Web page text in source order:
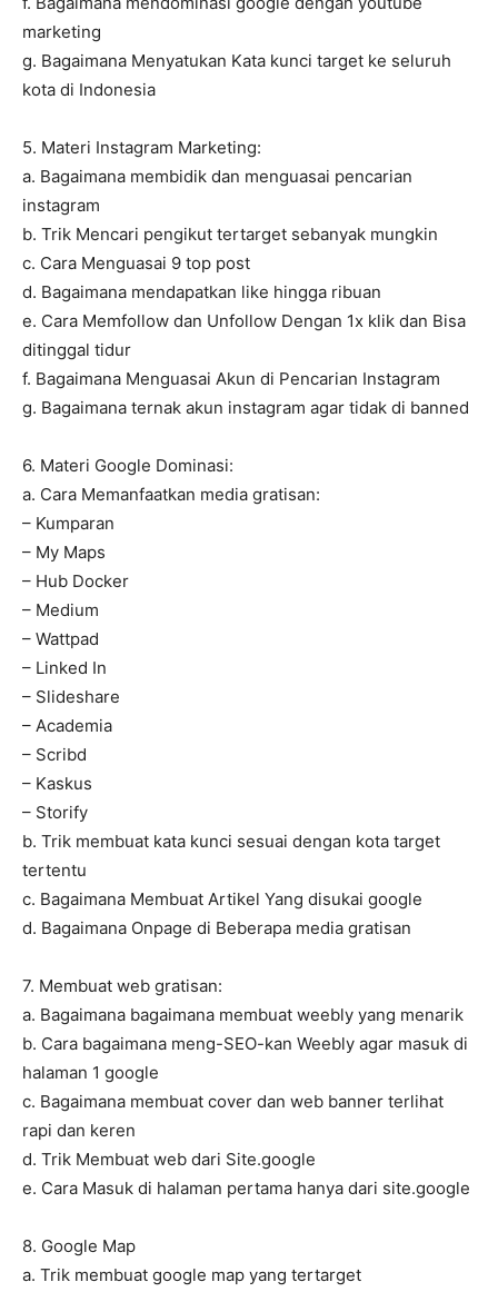
marketing
g. Bagaimana Menyatukan Kata kunci target ke seluruh
kota di Indonesia
5. Materi Instagram Marketing:
a. Bagaimana membidik dan menguasai pencarian
instagram
b. Trik Mencari pengikut tertarget sebanyak mungkin
c. Cara Menguasai 9 top post
d. Bagaimana mendapatkan like hingga ribuan
e. Cara Memfollow dan Unfollow Dengan 1x klik dan Bisa
ditinggal tidur
f. Bagaimana Menguasai Akun di Pencarian Instagram
g. Bagaimana ternak akun instagram agar tidak di banned
6. Materi Google Dominasi:
a. Cara Memanfaatkan media gratisan:
– Kumparan
– My Maps
– Hub Docker
– Medium
– Wattpad
– Linked In
– Slideshare
– Academia
– Scribd
– Kaskus
– Storify
b. Trik membuat kata kunci sesuai dengan kota target
tertentu
c. Bagaimana Membuat Artikel Yang disukai google
d. Bagaimana Onpage di Beberapa media gratisan
7. Membuat web gratisan:
a. Bagaimana bagaimana membuat weebly yang menarik
b. Cara bagaimana meng-SEO-kan Weebly agar masuk di
halaman 1 google
c. Bagaimana membuat cover dan web banner terlihat
rapi dan keren
d. Trik Membuat web dari Site.google
e. Cara Masuk di halaman pertama hanya dari site.google
8. Google Map
a. Trik membuat google map yang tertarget